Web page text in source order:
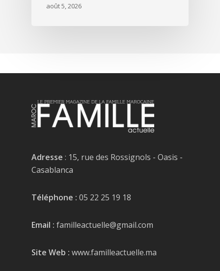
août 5, 2026
Adresse : 15, rue des Rossignols - Oasis -
Casablanca
Téléphone : 05 22 25 19 18
Email : familleactuelle@gmail.com
Site Web : www.familleactuelle.ma